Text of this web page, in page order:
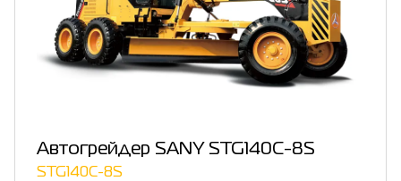
Автогрейдер SANY STG140C-8S
STG140C-8S